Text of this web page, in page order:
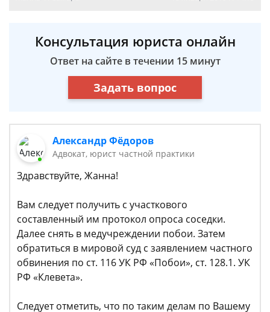
Консультация юриста онлайн
Ответ на сайте в течении 15 минут
Задать вопрос
Александр Фёдоров
Адвокат, юрист частной практики
Здравствуйте, Жанна!
Вам следует получить с участкового
составленный им протокол опроса соседки.
Далее снять в медучреждении побои. Затем
обратиться в мировой суд с заявлением частного
обвинения по ст. 116 УК РФ «Побои», ст. 128.1. УК
РФ «Клевета».
Следует отметить, что по таким делам по Вашему